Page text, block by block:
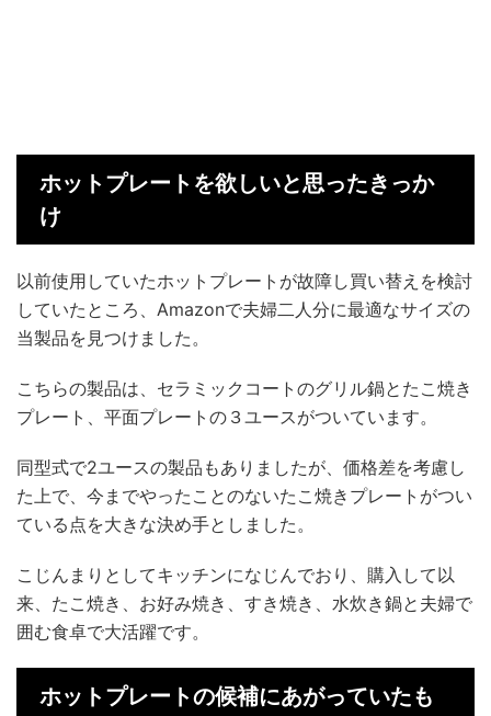
ホットプレートを欲しいと思ったきっか
け
以前使用していたホットプレートが故障し買い替えを検討
していたところ、Amazonで夫婦二人分に最適なサイズの
当製品を見つけました。
こちらの製品は、セラミックコートのグリル鍋とたこ焼き
プレート、平面プレートの３ユースがついています。
同型式で2ユースの製品もありましたが、価格差を考慮し
た上で、今までやったことのないたこ焼きプレートがつい
ている点を大きな決め手としました。
こじんまりとしてキッチンになじんでおり、購入して以
来、たこ焼き、お好み焼き、すき焼き、水炊き鍋と夫婦で
囲む食卓で大活躍です。
ホットプレートの候補にあがっていたも